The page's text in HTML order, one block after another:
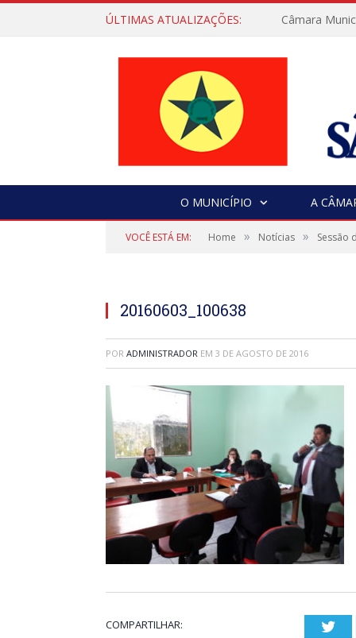
ÚLTIMAS ATUALIZAÇÕES: Câmara
O MUNICÍPIO A
VOCÊ ESTÁ EM: Home » Notícias » Sessão
20160603_100638
POR ADMINISTRADOR EM 3 DE AGOSTO DE 2016
COMPARTILHAR: